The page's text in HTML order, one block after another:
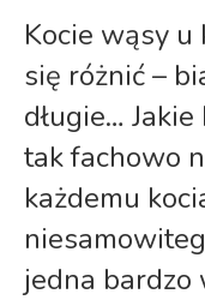
Kocie wąsy u
się różnić –
długie…
tak fachowo
każdemu
jedna bardzo